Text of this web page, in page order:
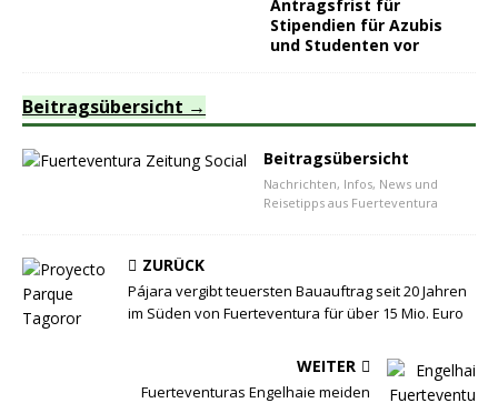
Antragsfrist für
Stipendien für Azubis
und Studenten vor
Beitragsübersicht
Beitragsübersicht
Nachrichten, Infos, News und
Reisetipps aus Fuerteventura
ZURÜCK
Pájara vergibt teuersten Bauauftrag seit 20 Jahren
im Süden von Fuerteventura für über 15 Mio. Euro
WEITER
Fuerteventuras Engelhaie meiden